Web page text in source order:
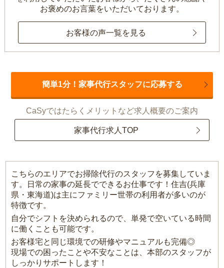
お褒めのお言葉をいただいております。
お客様の声一覧を見る
簡単1分！家事代行スタッフに応募する
CaSyではたらくメリットなど求人概要のご案内
家事代行求人TOP
こちらのエリアでお掃除代行のスタッフを募集していま
す。日常の家事の延長でできるお仕事です！住吉(兵庫
県・東海道)は主にファミリー世帯の利用者が多いのが
特徴です。
自分でシフトを決められるので、単発で空いている時間
に働くことも可能です。
お客様宅と同じ環境での研修やマニュアルも完備◎
現場での困ったことや不安なことは、本部のスタッフが
しっかりサポートします！